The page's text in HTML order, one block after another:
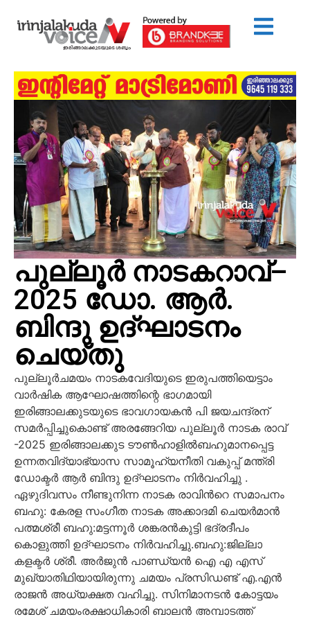
പുല്ലൂർ നാടകറാവ്–
2025 ഡോ. ആർ.
ബിന്ദു ഉദ്ഘാടനം
ചെയ്തു
പുല്ലൂർചമയം നാടകവേദിയുടെ ഇരുപത്തിയെട്ടാം
വാർഷിക ആഘോഷത്തിന്റെ ഭാഗമായി
ഇരിങ്ങാലക്കുടയുടെ ഭാവഗായകൻ പി ജയചന്ദ്രന്
സമർപ്പിച്ചുകൊണ്ട് അരങ്ങേറിയ പുല്ലൂർ നാടക രാവ്
-2025 ഇരിങ്ങാലക്കുട ടൗൺഹാളിൽബഹുമാനപ്പെട്ട
ഉന്നതവിദ്യാഭ്യാസ സാമൂഹ്യനീതി വകുപ്പ് മന്ത്രി
ഡോക്ടർ ആർ ബിന്ദു ഉദ്ഘാടനം നിർവഹിച്ചു .
ഏഴുദിവസം നീണ്ടുനിന്ന നാടക രാവിൻറെ സമാപനം
ബഹു: കേരള സംഗീത നാടക അക്കാദമി ചെയർമാൻ
പത്മശ്രീ ബഹു:മട്ടന്നൂർ ശങ്കരൻകുട്ടി ഭദ്രദീപം
കൊളുത്തി ഉദ്ഘാടനം നിർവഹിച്ചു.ബഹു:ജില്ലാ
കളക്ടർ ശ്രീ. അർജുൻ പാണ്ഡ്യൻ ഐ എ എസ്
മുഖ്യാതിഥിയായിരുന്നു ചമയം പ്രസിഡണ്ട് എ.എൻ
രാജൻ അധ്യക്ഷത വഹിച്ചു. സിനിമാനടൻ കോട്ടയം
രമേശ് ചമയംരക്ഷാധികാരി ബാലൻ അമ്പാടത്ത്